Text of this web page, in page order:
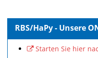
RBS/HaPy - Unsere
Starten Sie hier